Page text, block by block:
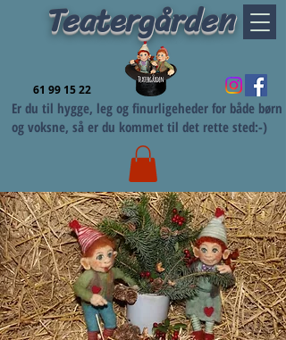
Teatergården
61 99 15 22
Er du til hygge, leg og finurligeheder for både børn
og voksne, så er du kommet til det rette sted:-)